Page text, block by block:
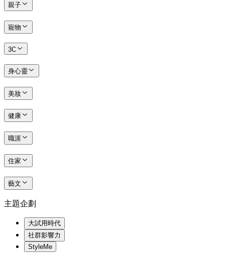
親子
寵物
3C
身心靈
美妝
健康
職涯
住家
藝文
主題企劃
大試用時代
社群影響力
StyleMe